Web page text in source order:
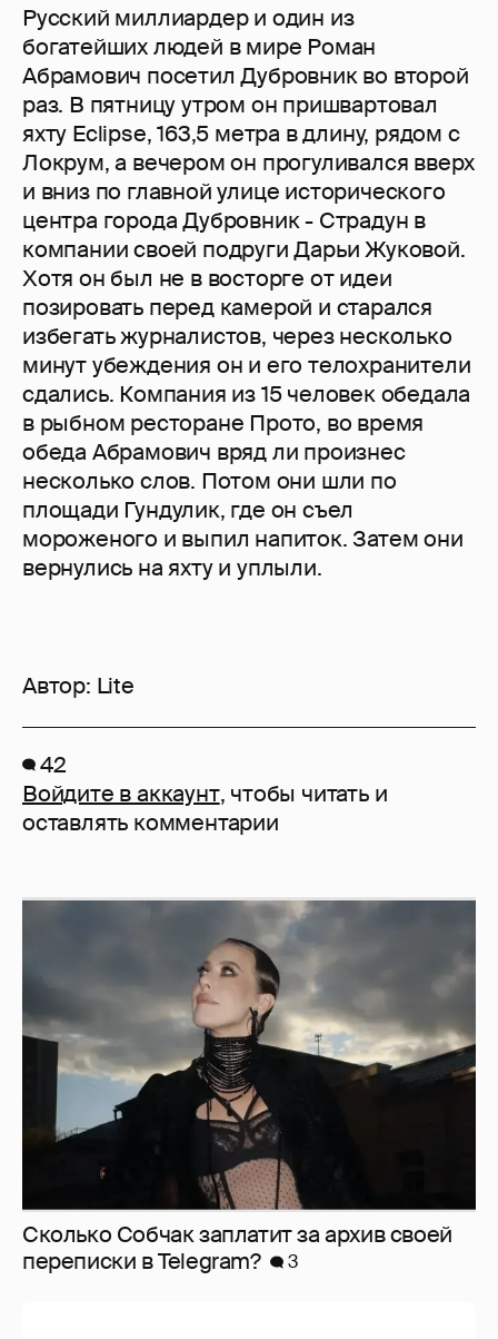
Русский миллиардер и один из
богатейших людей в мире Роман
Абрамович посетил Дубровник во второй
раз. В пятницу утром он пришвартовал
яхту Eclipse, 163,5 метра в длину, рядом с
Локрум, а вечером он прогуливался вверх
и вниз по главной улице исторического
центра города Дубровник - Страдун в
компании своей подруги Дарьи Жуковой.
Хотя он был не в восторге от идеи
позировать перед камерой и старался
избегать журналистов, через несколько
минут убеждения он и его телохранители
сдались. Компания из 15 человек обедала
в рыбном ресторане Прото, во время
обеда Абрамович вряд ли произнес
несколько слов. Потом они шли по
площади Гундулик, где он съел
мороженого и выпил напиток. Затем они
вернулись на яхту и уплыли.
Автор: Lite
42
Войдите в аккаунт, чтобы читать и
оставлять комментарии
Сколько Собчак заплатит за архив своей
перeписки в Telegram?
3